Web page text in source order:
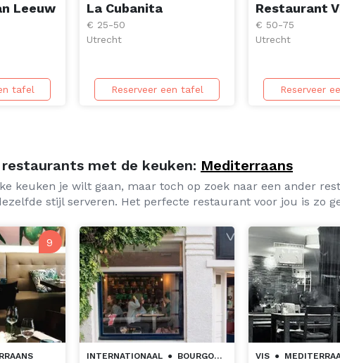
Leeuw
tafel
La Cubanita
€ 25-50
Utrecht
Reserveer een tafel
Restaurant
€ 50-75
Utrecht
Reserveer
met de keuken: Mediterraans
keuken je wilt gaan, maar toch op zoek naar een ander
stijl serveren. Het perfecte restaurant voor jou is zo
9
INTERNATIONAAL ● BOURGONDISCH VIS ●